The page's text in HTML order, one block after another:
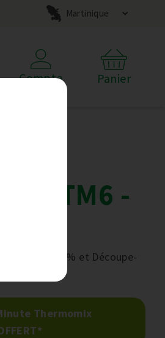
Martinique
Compte Panier
TM6 -
Friend à –50% et Découpe-
Thermomix